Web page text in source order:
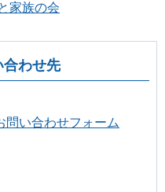
家族の会
合わせ先
問い合わせフォーム